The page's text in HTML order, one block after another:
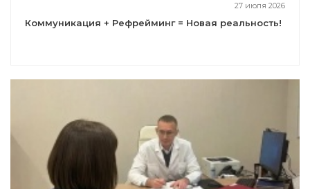
27 июля 2026
Коммуникация + Рефрейминг = Новая реальность!